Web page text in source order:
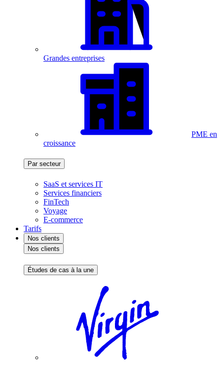
Grandes entreprises
PME en
croissance
Par secteur
SaaS et services IT
Services financiers
FinTech
Voyage
E-commerce
Tarifs
Nos clients
Nos clients
Études de cas à la une